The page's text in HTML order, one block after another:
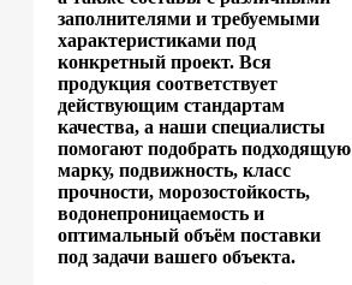
заполнителями и требуемыми
характеристиками под
конкретный проект. Вся
продукция соответствует
действующим стандартам
качества, а наши специалисты
помогают подобрать подходящую
марку, подвижность, класс
прочности, морозостойкость,
водонепроницаемость и
оптимальный объём поставки
под задачи вашего объекта.